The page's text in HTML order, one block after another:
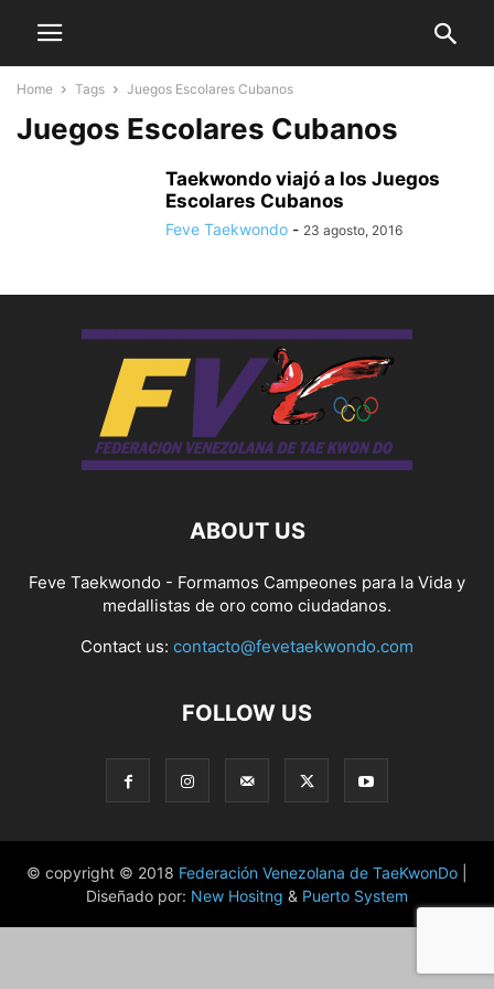
Home Tags Juegos Escolares Cubanos
Juegos Escolares Cubanos
Taekwondo viajó a los Juegos
Escolares Cubanos
Feve Taekwondo - 23 agosto, 2016
ABOUT US
Feve Taekwondo - Formamos Campeones para la Vida y
medallistas de oro como ciudadanos.
Contact us: contacto@fevetaekwondo.com
FOLLOW US
© copyright © 2018 Federación Venezolana de TaeKwonDo
Diseñado por: New Hositng & Puerto System